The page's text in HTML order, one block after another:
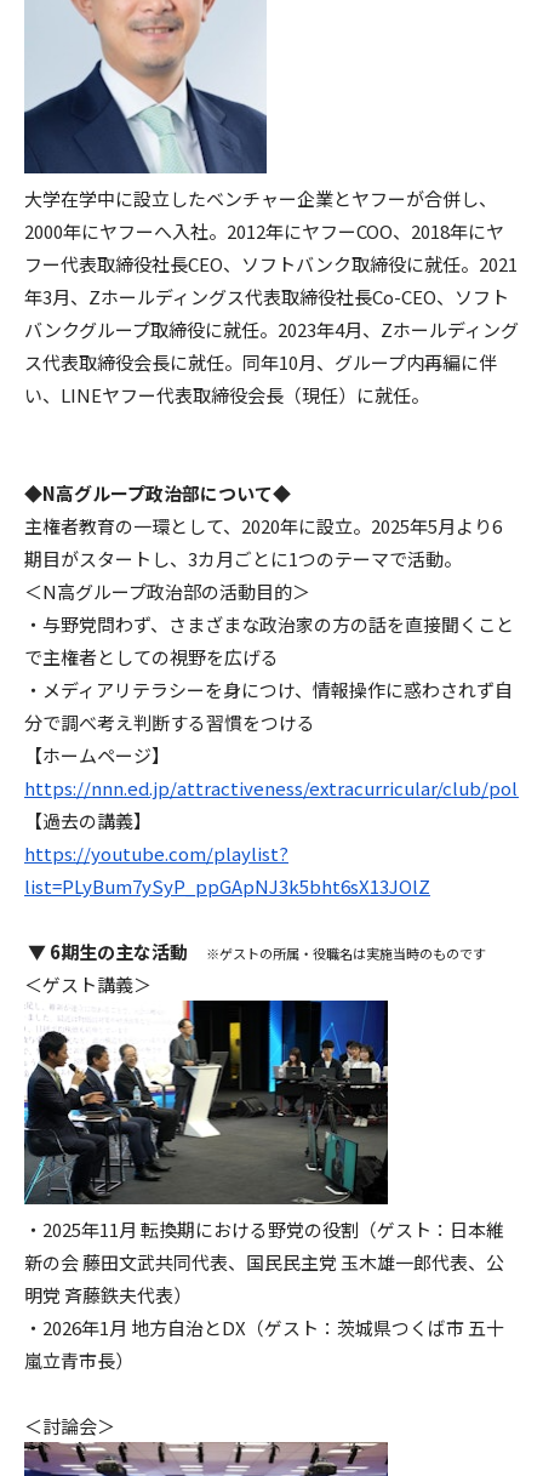
大学在学中に設立したベンチャー企業とヤフーが合併し、
2000年にヤフーへ入社。2012年にヤフーCOO、2018年にヤ
フー代表取締役社長CEO、ソフトバンク取締役に就任。2021
年3月、Zホールディングス代表取締役社長Co-CEO、ソフト
バンクグループ取締役に就任。2023年4月、Zホールディング
ス代表取締役会長に就任。同年10月、グループ内再編に伴
い、LINEヤフー代表取締役会長（現任）に就任。
◆N高グループ政治部について◆
主権者教育の一環として、2020年に設立。2025年5月より6
期目がスタートし、3カ月ごとに1つのテーマで活動。
＜N高グループ政治部の活動目的＞
・与野党問わず、さまざまな政治家の方の話を直接聞くこと
で主権者としての視野を広げる
・メディアリテラシーを身につけ、情報操作に惑わされず自
分で調べ考え判断する習慣をつける
【ホームページ】
https://nnn.ed.jp/attractiveness/extracurricular/club/
【過去の講義】
https://youtube.com/playlist?
list=PLyBum7ySyP_ppGApNJ3k5bht6sX13JOlZ
▼ 6期生の主な活動 ※ゲストの所属・役職名は実施当時のものです
＜ゲスト講義＞
・2025年11月 転換期における野党の役割（ゲスト：日本維
新の会 藤田文武共同代表、国民民主党 玉木雄一郎代表、公
明党 斉藤鉄夫代表）
・2026年1月 地方自治とDX（ゲスト：茨城県つくば市 五十
嵐立青市長）
＜討論会＞